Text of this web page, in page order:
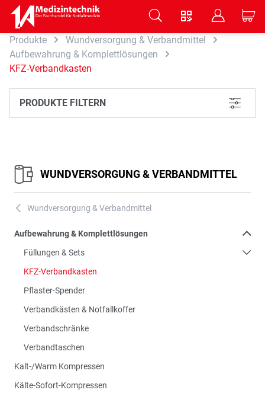
Zum Hauptinhalt springen
V B C
Produkte
Wundversorgung & Verbandmittel
Aufbewahrung & Komplettlösungen
KFZ-Verbandkasten
PRODUKTE FILTERN L
WUNDVERSORGUNG & VERBANDMITTEL
A Wundversorgung & Verbandmittel
Aufbewahrung & Komplettlösungen
Füllungen & Sets
KFZ-Verbandkasten
Pflaster-Spender
Verbandkästen & Notfallkoffer
Verbandschränke
Verbandtaschen
Kalt-/Warm Kompressen
Kälte-Sofort-Kompressen